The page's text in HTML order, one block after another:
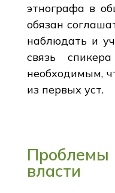
этнографа в
обязан
наблюдать и
связь
необходимым,
из первых уст.
Проблемы
власти